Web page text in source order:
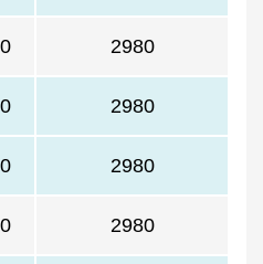
2980
2980
2980
2980